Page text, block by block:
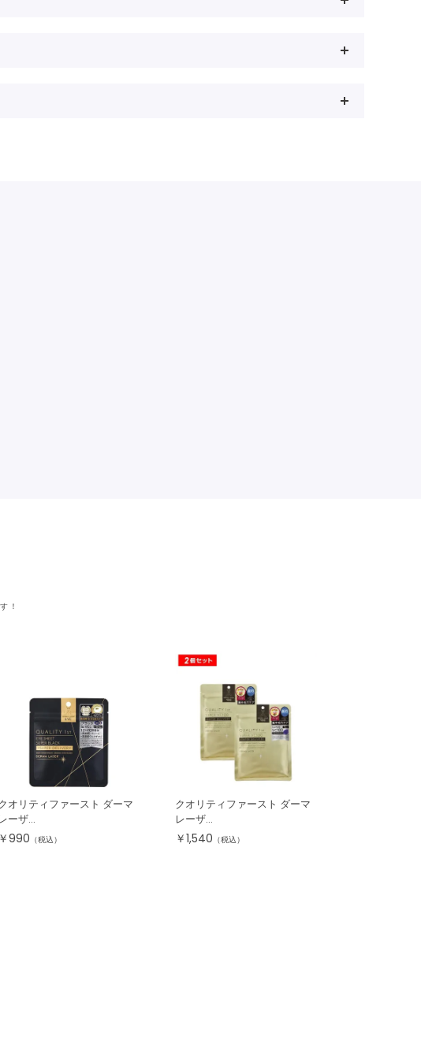
！
オリティファースト ダーマ
レーザ...
￥990 （税込）
クオリティファースト ダーマ
レーザ...
￥1,540 （税込）